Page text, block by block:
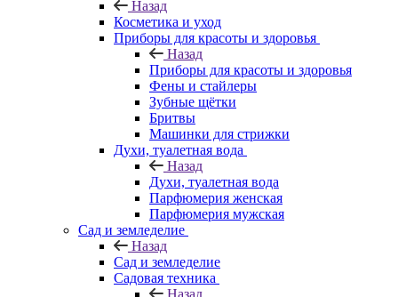
Назад
Косметика и уход
Приборы для красоты и здоровья
Назад
Приборы для красоты и здоровья
Фены и стайлеры
Зубные щётки
Бритвы
Машинки для стрижки
Духи, туалетная вода
Назад
Духи, туалетная вода
Парфюмерия женская
Парфюмерия мужская
Сад и земледелие
Назад
Сад и земледелие
Садовая техника
Назад